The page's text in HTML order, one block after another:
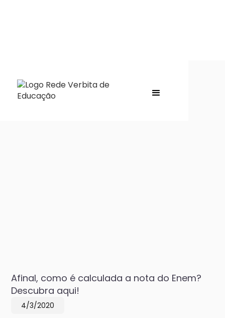
Afinal, como é calculada a nota do Enem?
Descubra aqui!
4/3/2020